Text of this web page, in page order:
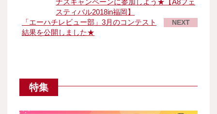
スティバル2018in福岡】
「エーハチレビュー部」3月のコンテスト
結果を公開しました★
NEXT
特集